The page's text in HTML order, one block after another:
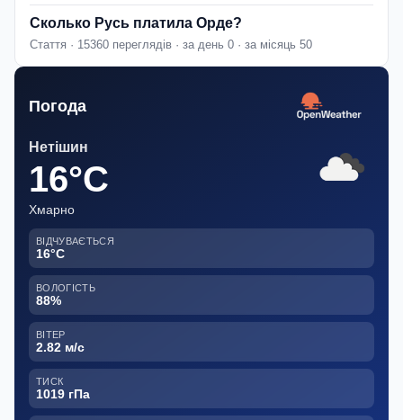
Сколько Русь платила Орде?
Стаття · 15360 переглядів · за день 0 · за місяць 50
Погода
Нетішин
16°C
Хмарно
ВІДЧУВАЄТЬСЯ
16°C
ВОЛОГІСТЬ
88%
ВІТЕР
2.82 м/с
ТИСК
1019 гПа